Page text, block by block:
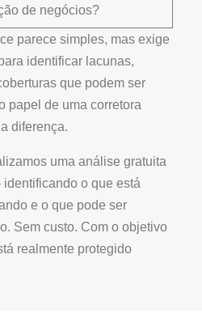
de negócios?
parece simples, mas exige
identificar lacunas,
que podem ser
papel de uma corretora
diferença.
uma análise gratuita
o que está
e o que pode ser
Sem custo. Com o objetivo
realmente protegido